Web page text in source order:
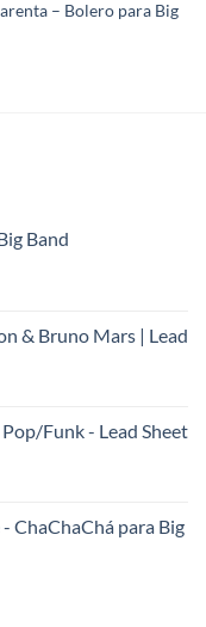
– Bolero para Big
Band
& Bruno Mars | Lead
Funk - Lead Sheet
ChaChaChá para Big